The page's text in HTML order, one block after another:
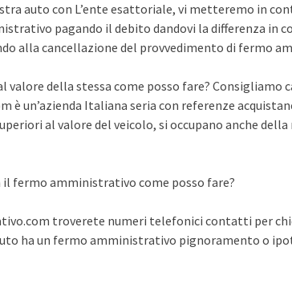
auto con L’ente esattoriale, vi metteremo in
pagando il debito dandovi la differenza in
alla cancellazione del provvedimento di fermo
valore della stessa come posso fare? Consigliamo
è un’azienda Italiana seria con referenze
al valore del veicolo, si occupano anche
fermo amministrativo come posso fare?
troverete numeri telefonici contatti per
ha un fermo amministrativo pignoramento o